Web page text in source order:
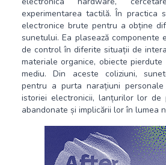
experimentarea tactilă. În practica
electronice brute pentru a obține
sunetului. Ea plasează componente
de control în diferite situații de
materiale organice, obiecte
mediu. Din aceste coliziuni,
pentru a purta narațiuni
istoriei electronicii, lanțurilor lor de
abandonate și implicării lor în lumea